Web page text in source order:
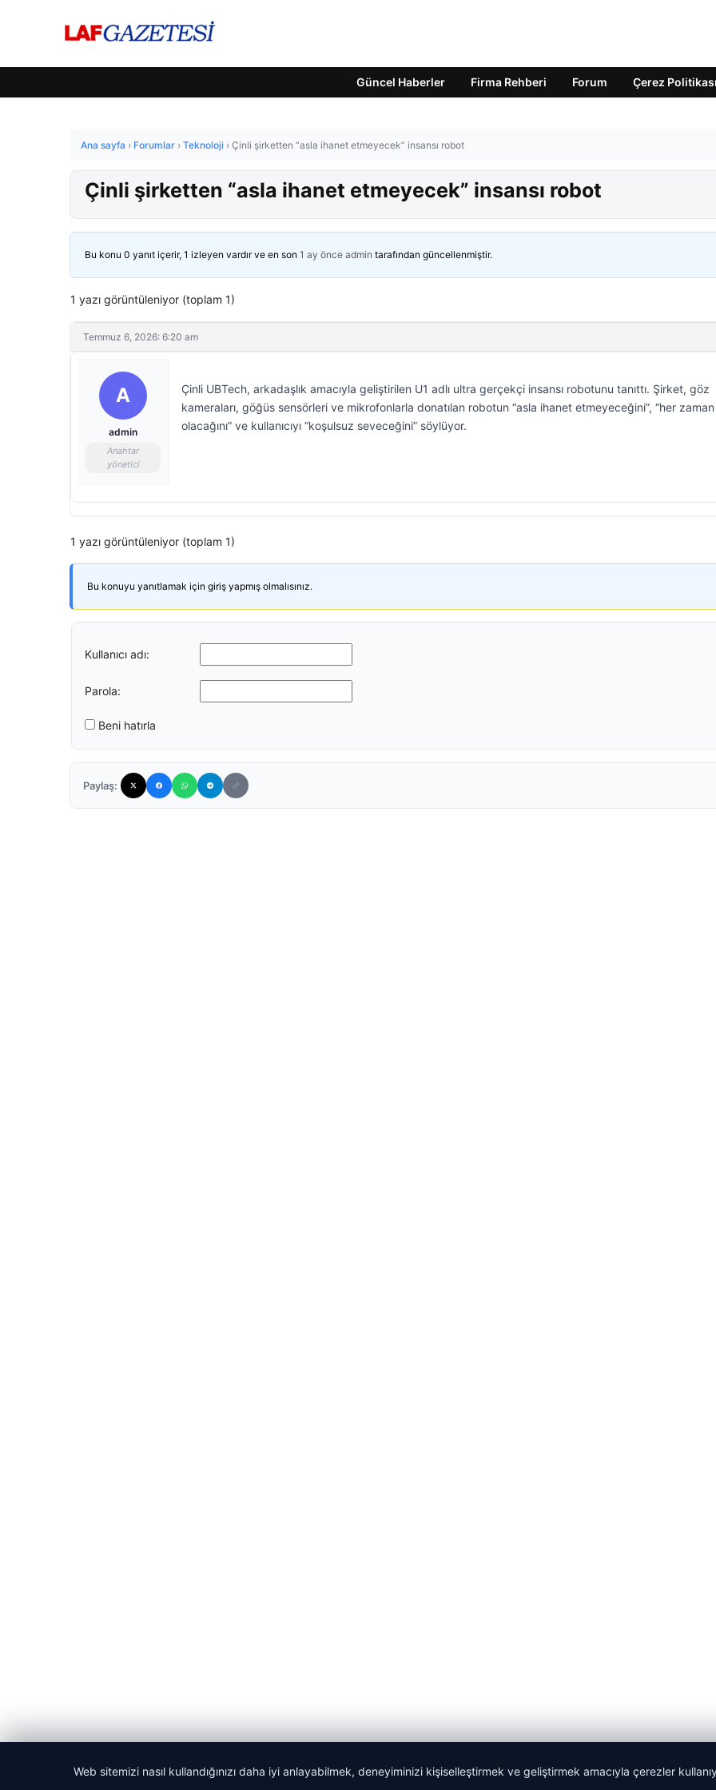
Güncel Haberler Firma Rehberi Forum Çerez Politikası
Ana sayfa › Forumlar › Teknoloji › Çinli şirketten “asla ihanet etmeyecek” insansı robot
Çinli şirketten “asla ihanet etmeyecek” insansı robot
Bu konu 0 yanıt içerir, 1 izleyen vardır ve en son 1 ay önce admin tarafından güncellenmiştir.
1 yazı görüntüleniyor (toplam 1)
Temmuz 6, 2026: 6:20 am
A
admin
Anahtar
yönetici
Çinli UBTech, arkadaşlık amacıyla geliştirilen U1 adlı ultra gerçekçi insansı robotunu tanıttı. Şirket, göz
kameraları, göğüs sensörleri ve mikrofonlarla donatılan robotun “asla ihanet etmeyeceğini”, “her zaman
olacağını” ve kullanıcıyı “koşulsuz seveceğini” söylüyor.
1 yazı görüntüleniyor (toplam 1)
Bu konuyu yanıtlamak için giriş yapmış olmalısınız.
Kullanıcı adı:
Parola:
Beni hatırla
Paylaş:
© 2026 Laf Gazetesi
Web sitemizi nasıl kullandığınızı daha iyi anlayabilmek, deneyiminizi kişiselleştirmek ve geliştirmek amacıyla çerezler